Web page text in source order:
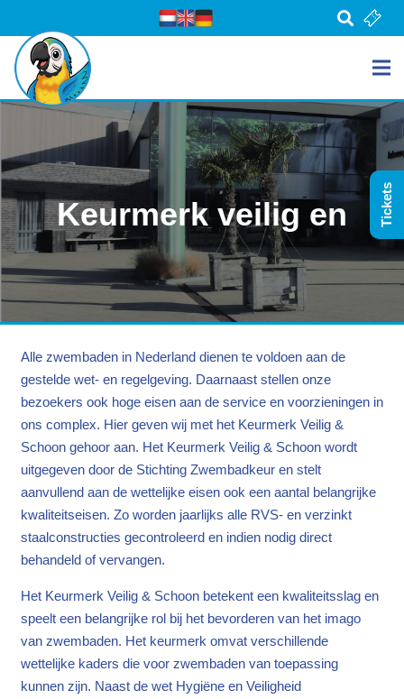
Keurmerk veilig en
schoon
Alle zwembaden in Nederland dienen te voldoen aan de
gestelde wet- en regelgeving. Daarnaast stellen onze
bezoekers ook hoge eisen aan de service en voorzieningen in
ons complex. Hier geven wij met het Keurmerk Veilig &
Schoon gehoor aan. Het Keurmerk Veilig & Schoon wordt
uitgegeven door de Stichting Zwembadkeur en stelt
aanvullend aan de wettelijke eisen ook een aantal belangrijke
kwaliteitseisen. Zo worden jaarlijks alle RVS- en verzinkt
staalconstructies gecontroleerd en indien nodig direct
behandeld of vervangen.
Het Keurmerk Veilig & Schoon betekent een kwaliteitsslag en
speelt een belangrijke rol bij het bevorderen van het imago
van zwembaden. Het keurmerk omvat verschillende
wettelijke kaders die voor zwembaden van toepassing
kunnen zijn. Naast de wet Hygiëne en Veiligheid
Tickets